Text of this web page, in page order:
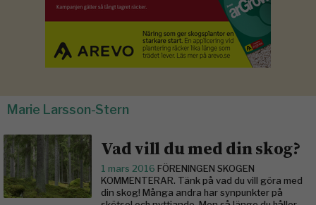
Marie Larsson-Stern
Vad vill du med din skog?
1 mars 2016 FÖRENINGEN SKOGEN
KOMMENTERAR. Tänk på vad du vill göra med
din skog! Många andra har synpunkter på